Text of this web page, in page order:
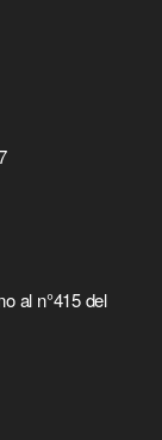
al n°415 del